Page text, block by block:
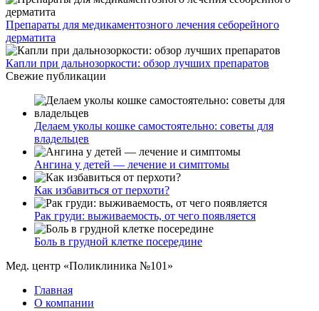
Препараты для медикаментозного лечения себорейного
дерматита
Капли при дальнозоркости: обзор лучших препаратов
Свежие публикации
Делаем уколы кошке самостоятельно: советы для
владельцев
Ангина у детей — лечение и симптомы
Как избавиться от перхоти?
Рак груди: выживаемость, от чего появляется
Боль в грудной клетке посередине
Мед. центр «Поликлиника №101»
Главная
О компании